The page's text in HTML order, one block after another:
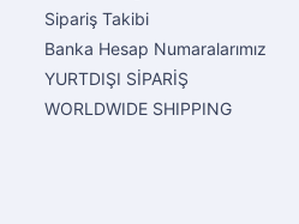
Sipariş Takibi
Banka Hesap Numaralarımız
YURTDIŞI SİPARİŞ
WORLDWIDE SHIPPING